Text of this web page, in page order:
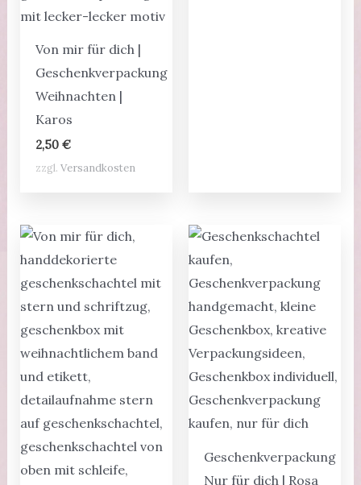
Von mir für dich |
Geschenkverpackung
Weihnachten |
Karos
2,50 €
zzgl. Versandkosten
Geschenkverpackung
Nur für dich | Rosa